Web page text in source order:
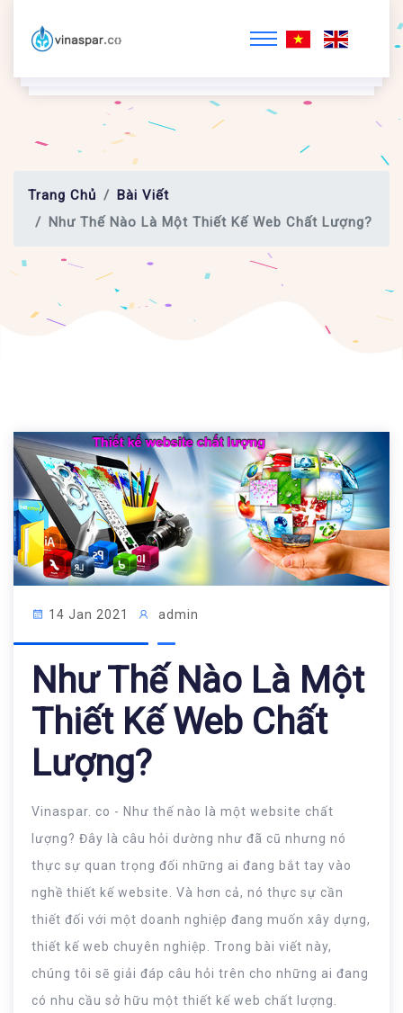
Trang Chủ
Bài Viết
Như Thế Nào Là Một Thiết Kế Web Chất Lượng?
14 Jan 2021 admin
Như Thế Nào Là Một
Thiết Kế Web Chất
Lượng?
Vinaspar. co - Như thế nào là một website chất
lượng? Đây là câu hỏi dường như đã cũ nhưng nó
thực sự quan trọng đối những ai đang bắt tay vào
nghề thiết kế website. Và hơn cả, nó thực sự cần
thiết đối với một doanh nghiệp đang muốn xây dựng,
thiết kế web chuyên nghiệp. Trong bài viết này,
chúng tôi sẽ giải đáp câu hỏi trên cho những ai đang
có nhu cầu sở hữu một thiết kế web chất lượng.